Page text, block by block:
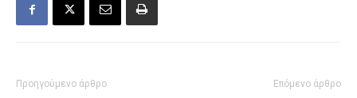
Προηγούμενο άρθρο Επόμενο άρθρο